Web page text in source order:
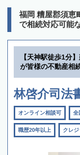
福岡 糟屋郡須恵
で相続対応可能
【天神駅徒歩1分
が皆様の不動産相
林啓介司法
オンライン相談可 全
職歴20年以上 クレ